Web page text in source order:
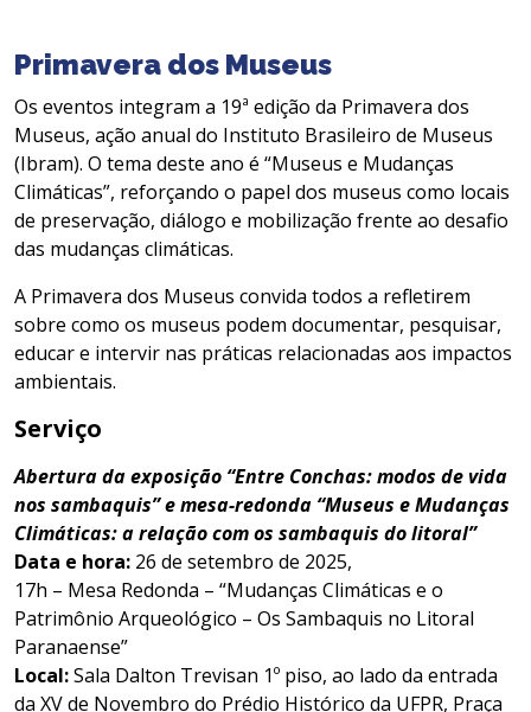
Primavera dos Museus
Os eventos integram a 19ª edição da Primavera dos
Museus, ação anual do Instituto Brasileiro de Museus
(Ibram). O tema deste ano é “Museus e Mudanças
Climáticas”, reforçando o papel dos museus como locais
de preservação, diálogo e mobilização frente ao desafio
das mudanças climáticas.
A Primavera dos Museus convida todos a refletirem
sobre como os museus podem documentar, pesquisar,
educar e intervir nas práticas relacionadas aos impactos
ambientais.
Serviço
Abertura da exposição “Entre Conchas: modos de vida
nos sambaquis” e mesa-redonda “Museus e Mudanças
Climáticas: a relação com os sambaquis do litoral”
Data e hora: 26 de setembro de 2025,
17h – Mesa Redonda – “Mudanças Climáticas e o
Patrimônio Arqueológico – Os Sambaquis no Litoral
Paranaense”
Local:Sala Dalton Trevisan 1º piso, ao lado da entrada
da XV de Novembro do Prédio Histórico da UFPR, Praça